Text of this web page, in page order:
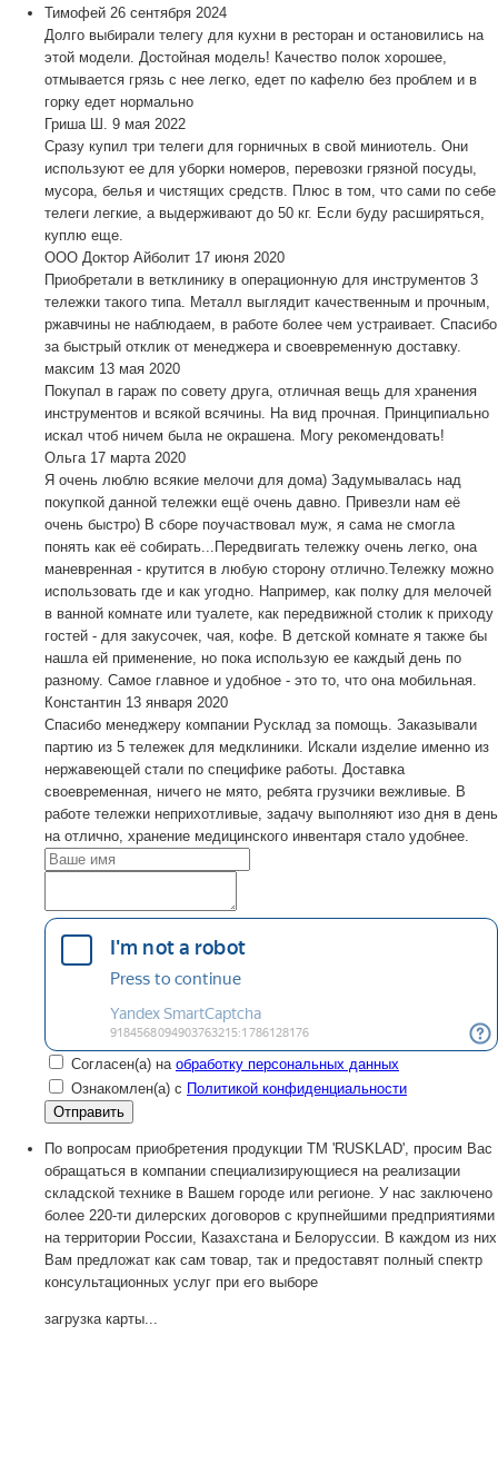
Тимофей 26 сентября 2024
Долго выбирали телегу для кухни в ресторан и остановились на
этой модели. Достойная модель! Качество полок хорошее,
отмывается грязь с нее легко, едет по кафелю без проблем и в
горку едет нормально
Гриша Ш. 9 мая 2022
Сразу купил три телеги для горничных в свой миниотель. Они
используют ее для уборки номеров, перевозки грязной посуды,
мусора, белья и чистящих средств. Плюс в том, что сами по себе
телеги легкие, а выдерживают до 50 кг. Если буду расширяться,
куплю еще.
ООО Доктор Айболит 17 июня 2020
Приобретали в ветклинику в операционную для инструментов 3
тележки такого типа. Металл выглядит качественным и прочным,
ржавчины не наблюдаем, в работе более чем устраивает. Спасибо
за быстрый отклик от менеджера и своевременную доставку.
максим 13 мая 2020
Покупал в гараж по совету друга, отличная вещь для хранения
инструментов и всякой всячины. На вид прочная. Принципиально
искал чтоб ничем была не окрашена. Могу рекомендовать!
Ольга 17 марта 2020
Я очень люблю всякие мелочи для дома) Задумывалась над
покупкой данной тележки ещё очень давно. Привезли нам её
очень быстро) В сборе поучаствовал муж, я сама не смогла
понять как её собирать...Передвигать тележку очень легко, она
маневренная - крутится в любую сторону отлично.Тележку можно
использовать где и как угодно. Например, как полку для мелочей
в ванной комнате или туалете, как передвижной столик к приходу
гостей - для закусочек, чая, кофе. В детской комнате я также бы
нашла ей применение, но пока использую ее каждый день по
разному. Самое главное и удобное - это то, что она мобильная.
Константин 13 января 2020
Спасибо менеджеру компании Русклад за помощь. Заказывали
партию из 5 тележек для медклиники. Искали изделие именно из
нержавеющей стали по специфике работы. Доставка
своевременная, ничего не мято, ребята грузчики вежливые. В
работе тележки неприхотливые, задачу выполняют изо дня в день
на отлично, хранение медицинского инвентаря стало удобнее.
Согласен(а) на обработку персональных данных
Ознакомлен(а) с Политикой конфиденциальности
По вопросам приобретения продукции TM 'RUSKLAD', просим Вас
обращаться в компании специализирующиеся на реализации
складской технике в Вашем городе или регионе. У нас заключено
более 220-ти дилерских договоров с крупнейшими предприятиями
на территории России, Казахстана и Белоруссии. В каждом из них
Вам предложат как сам товар, так и предоставят полный спектр
консультационных услуг при его выборе
загрузка карты...